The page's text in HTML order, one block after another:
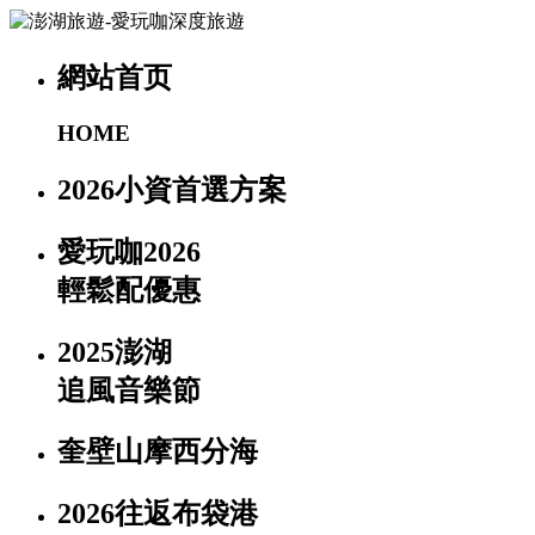
網站首页
HOME
2026小資首選方案
愛玩咖2026
輕鬆配優惠
2025澎湖
追風音樂節
奎壁山摩西分海
2026往返布袋港